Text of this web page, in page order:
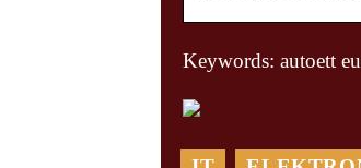
Keywords: autoett